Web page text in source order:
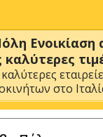
Ενοικίαση
καλύτερες
στο